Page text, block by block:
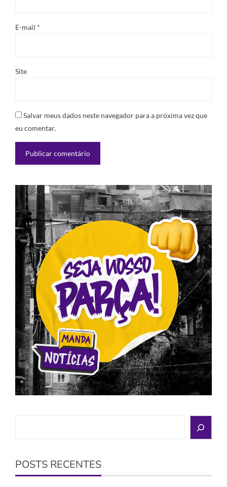
E-mail *
Site
Salvar meus dados neste navegador para a próxima vez que
eu comentar.
POSTS RECENTES